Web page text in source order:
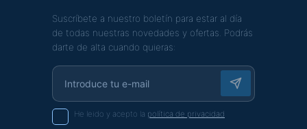
Suscríbete a nuestro boletín para estar al día
de todas nuestras novedades y ofertas. Podrás
darte de alta cuando quieras:
He leido y acepto la política de privacidad